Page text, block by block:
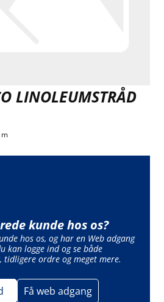
LINOLEUMSTRÅD
m
kunde hos os?
hos os, og har en Web adgang
kan logge ind og se både
tidligere ordre og meget mere.
Få web adgang